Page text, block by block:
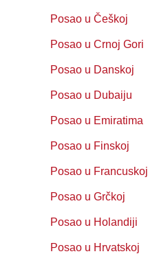
Posao u Češkoj
Posao u Crnoj Gori
Posao u Danskoj
Posao u Dubaiju
Posao u Emiratima
Posao u Finskoj
Posao u Francuskoj
Posao u Grčkoj
Posao u Holandiji
Posao u Hrvatskoj